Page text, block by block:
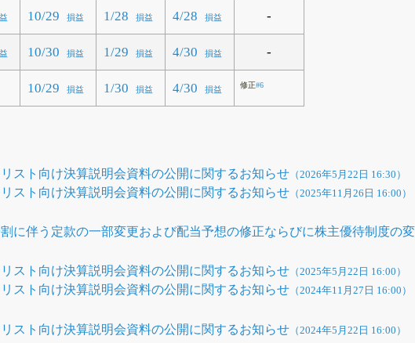
10/29 損益 1/28 損益 4/28 損益 -
10/30 損益 1/29 損益 4/30 損益 -
10/29 損益 1/30 損益 4/30 損益 修正#6
スト向け決算説明会資料の公開に関するお知らせ （2026年5月22日 16:30）
スト向け決算説明会資料の公開に関するお知らせ （2025年11月26日 16:00）
に伴う定款の一部変更および配当予想の修正ならびに株主優待制度の
スト向け決算説明会資料の公開に関するお知らせ （2025年5月22日 16:00）
スト向け決算説明会資料の公開に関するお知らせ （2024年11月27日 16:00）
スト向け決算説明会資料の公開に関するお知らせ （2024年5月22日 16:00）